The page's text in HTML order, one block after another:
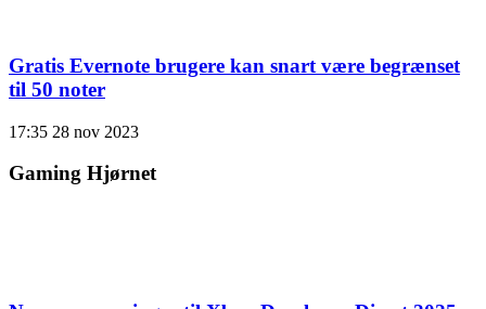
Gratis Evernote brugere kan snart være begrænset
til 50 noter
17:35 28 nov 2023
Gaming Hjørnet